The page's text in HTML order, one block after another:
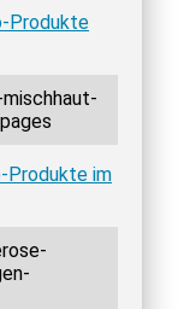
Produkte
Produkte im